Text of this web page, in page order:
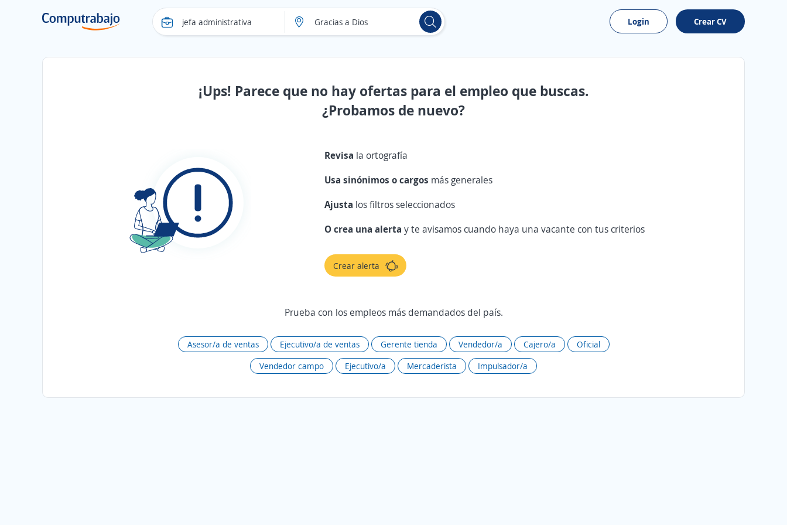
Login Crear CV
¡Ups! Parece que no hay ofertas para el empleo que buscas.
¿Probamos de nuevo?
Revisa la ortografía
Usa sinónimos o cargos más generales
Ajusta los filtros seleccionados
O crea una alertay te avisamos cuando haya una vacante con tus criterios
Crear alerta
Prueba con los empleos más demandados del país.
Asesor/a de ventas Ejecutivo/a de ventas Gerente tienda Vendedor/a Cajero/a
Oficial
Vendedor campo
Ejecutivo/a Mercaderista Impulsador/a